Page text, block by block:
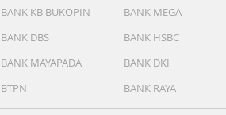
BANK KB BUKOPIN
BANK MEGA
BANK DBS
BANK HSBC
BANK MAYAPADA
BANK DKI
BTPN BANK RAYA